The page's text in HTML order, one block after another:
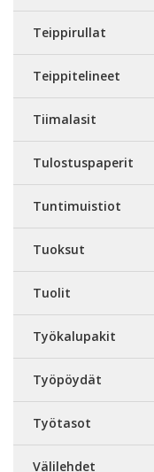
Teippirullat
Teippitelineet
Tiimalasit
Tulostuspaperit
Tuntimuistiot
Tuoksut
Tuolit
Työkalupakit
Työpöydät
Työtasot
Välilehdet